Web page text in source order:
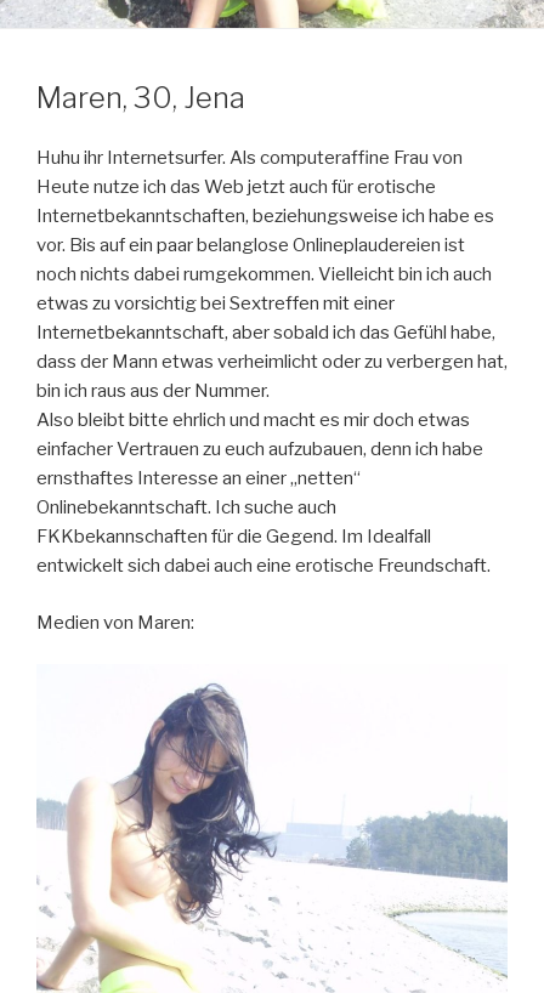
Maren, 30, Jena
Huhu ihr Internetsurfer. Als computeraffine Frau von
Heute nutze ich das Web jetzt auch für erotische
Internetbekanntschaften, beziehungsweise ich habe es
vor. Bis auf ein paar belanglose Onlineplaudereien ist
noch nichts dabei rumgekommen. Vielleicht bin ich auch
etwas zu vorsichtig bei Sextreffen mit einer
Internetbekanntschaft, aber sobald ich das Gefühl habe,
dass der Mann etwas verheimlicht oder zu verbergen hat,
bin ich raus aus der Nummer.
Also bleibt bitte ehrlich und macht es mir doch etwas
einfacher Vertrauen zu euch aufzubauen, denn ich habe
ernsthaftes Interesse an einer „netten“
Onlinebekanntschaft. Ich suche auch
FKKbekannschaften für die Gegend. Im Idealfall
entwickelt sich dabei auch eine erotische Freundschaft.
Medien von Maren: